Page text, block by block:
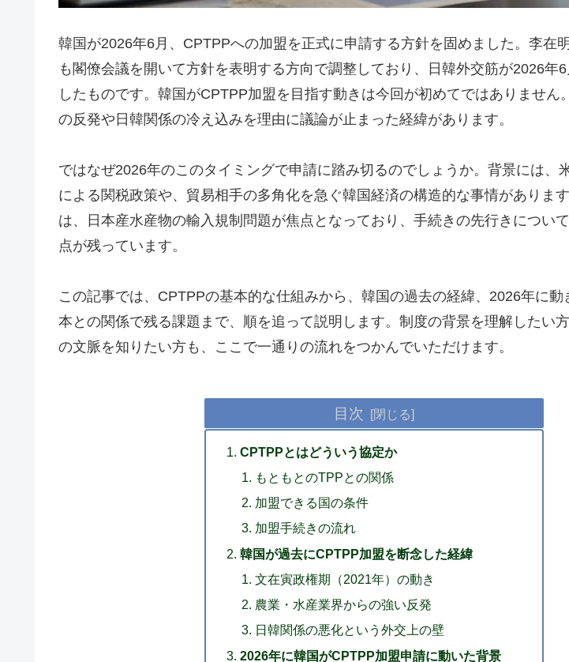
韓国が2026年6月、CPTPPへの加盟を正式に申請する方針を固めました。李在
も閣僚会議を開いて方針を表明する方向で調整しており、日韓外交筋が2026年
したものです。韓国がCPTPP加盟を目指す動きは今回が初めてではありません
の反発や日韓関係の冷え込みを理由に議論が止まった経緯があります。
ではなぜ2026年のこのタイミングで申請に踏み切るのでしょうか。背景には、
による関税政策や、貿易相手の多角化を急ぐ韓国経済の構造的な事情がありま
は、日本産水産物の輸入規制問題が焦点となっており、手続きの先行きについ
点が残っています。
この記事では、CPTPPの基本的な仕組みから、韓国の過去の経緯、2026年に動
本との関係で残る課題まで、順を追って説明します。制度の背景を理解したい
の文脈を知りたい方も、ここで一通りの流れをつかんでいただけます。
目次
CPTPPとはどういう協定か
もともとのTPPとの関係
加盟できる国の条件
加盟手続きの流れ
韓国が過去にCPTPP加盟を断念した経緯
文在寅政権期（2021年）の動き
農業・水産業界からの強い反発
日韓関係の悪化という外交上の壁
2026年に韓国がCPTPP加盟申請に動いた背景